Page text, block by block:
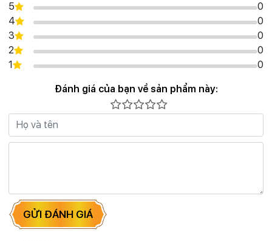
5
0
4
0
3
0
2
0
1
0
Đánh giá của bạn về sản phẩm này:
GỬI ĐÁNH GIÁ